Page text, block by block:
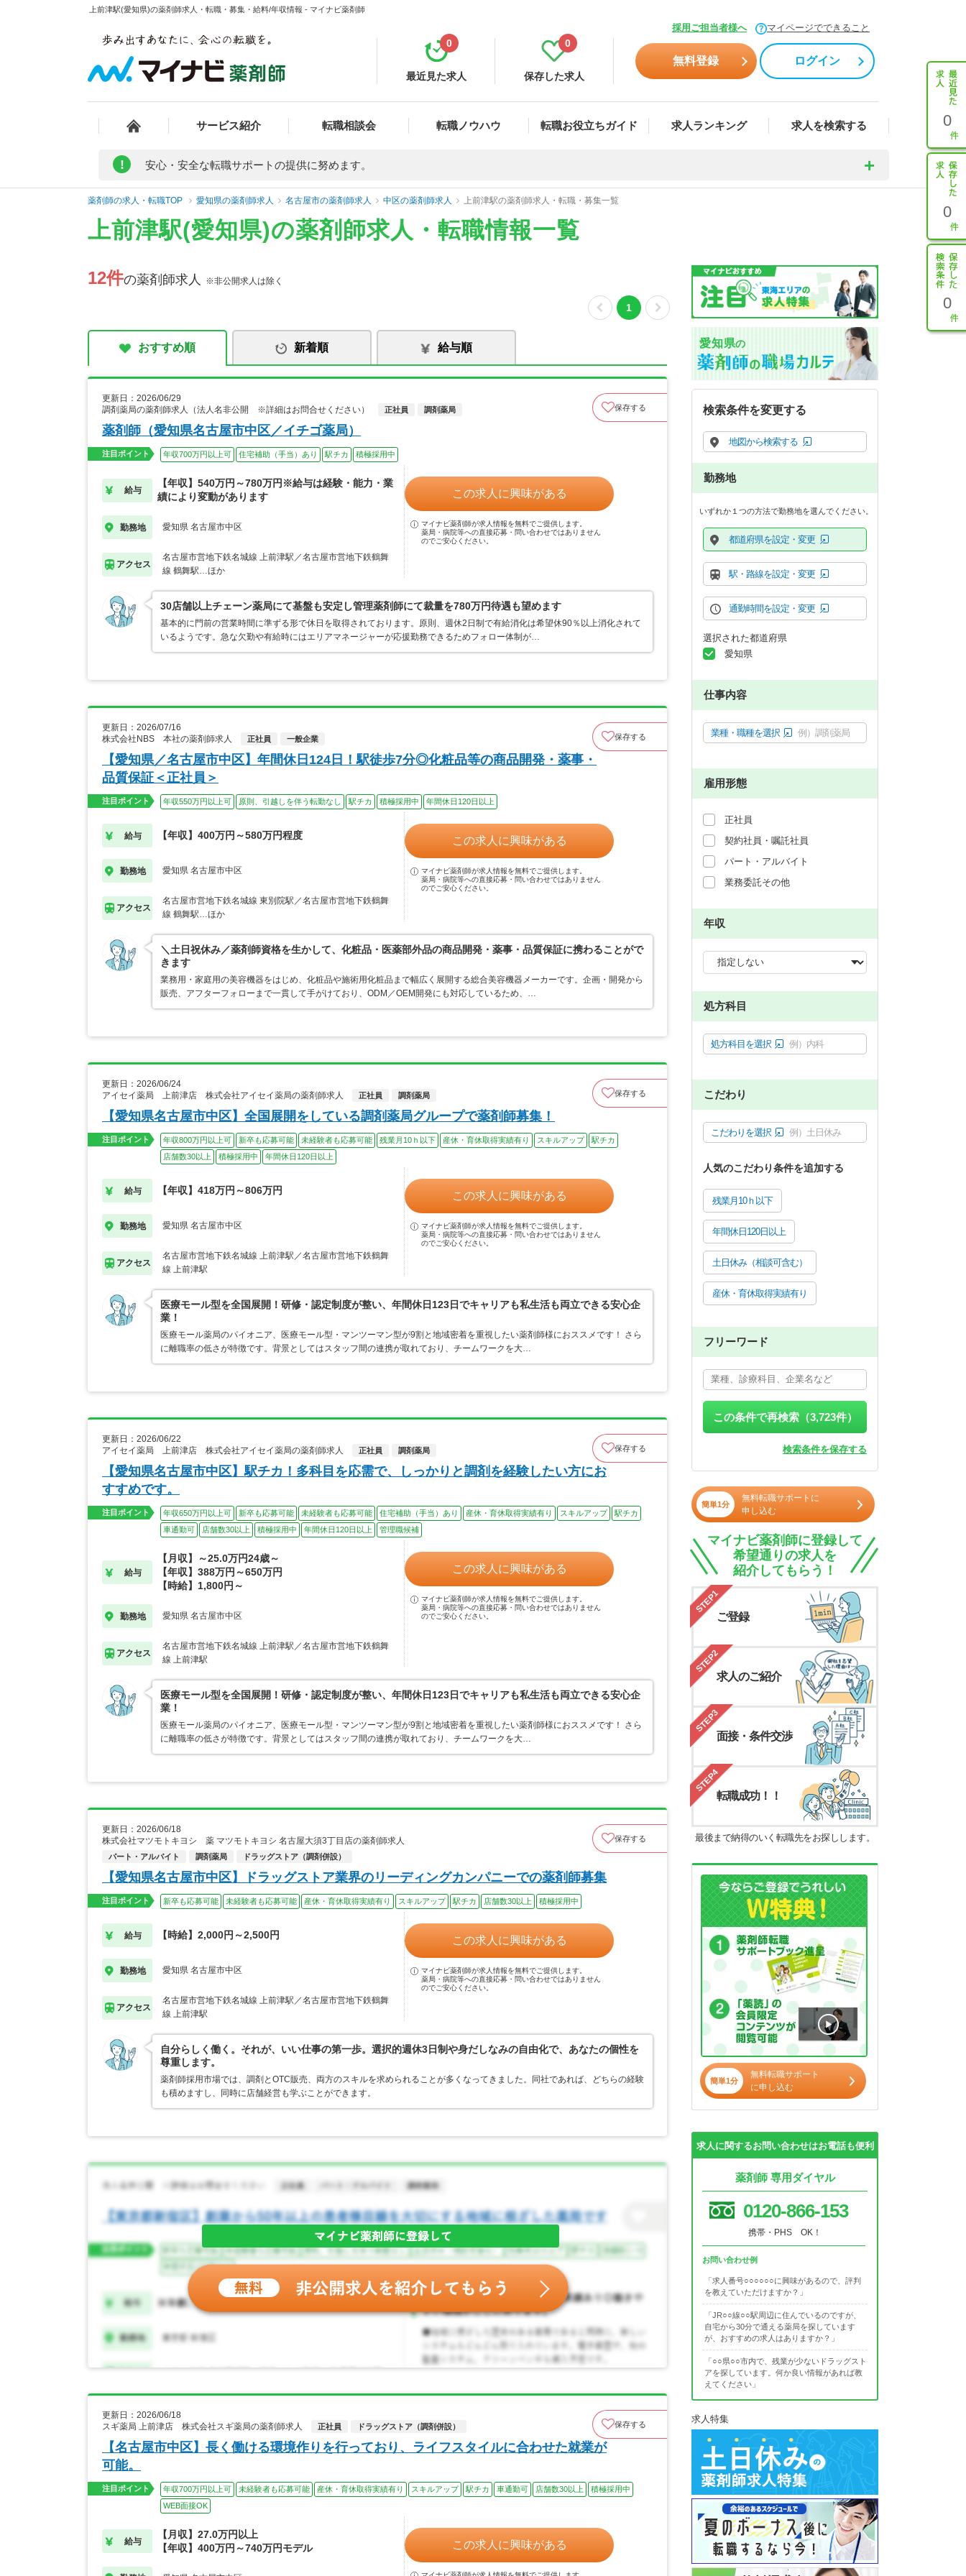
上前津駅(愛知県)の薬剤師求人・転職・募集・給料/年収情報 - マイナビ薬剤師
採用ご担当者様へ マイページでできること
最近見た求人
0
保存した求人
0
無料登録 ログイン
サービス紹介 転職相談会 転職ノウハウ 転職お役立ちガイド 求人ランキング 求人を検索する 0
0
0
! 安心・安全な転職サポートの提供に努めます。
薬剤師の求人・転職TOP 愛知県の薬剤師求人 名古屋市の薬剤師求人 中区の薬剤師求人 上前津駅の薬剤師求人・転職・募集一覧
上前津駅(愛知県)の薬剤師求人・転職情報一覧
12件の薬剤師求人 ※非公開求人は除く
1
おすすめ順 新着順 給与順
更新日：2026/06/29
調剤薬局の薬剤師求人（法人名非公開 ※詳細はお問合せください）
正社員 調剤薬局 保存する
薬剤師（愛知県名古屋市中区／イチゴ薬局）
注目ポイント 年収700万円以上可 住宅補助（手当）あり 駅チカ 積極採用中
給与
【年収】540万円～780万円※給与は経験・能力・業
績により変動があります
勤務地 愛知県 名古屋市中区
アクセス
名古屋市営地下鉄名城線 上前津駅／名古屋市営地下鉄鶴舞
線 鶴舞駅…ほか
この求人に興味がある
マイナビ薬剤師が求人情報を無料でご提供します。
薬局・病院等への直接応募・問い合わせではありません
のでご安心ください。
30店舗以上チェーン薬局にて基盤も安定し管理薬剤師にて裁量を780万円待遇も望めます
基本的に門前の営業時間に準ずる形で休日を取得されております。原則、週休2日制で有給消化は希望休90％以上消化されて
いるようです。急な欠勤や有給時にはエリアマネージャーが応援勤務できるためフォロー体制が…
更新日：2026/07/16
株式会社NBS 本社の薬剤師求人
正社員 一般企業 保存する
【愛知県／名古屋市中区】年間休日124日！駅徒歩7分◎化粧品等の商品開発・薬事・
品質保証＜正社員＞
注目ポイント 年収550万円以上可 原則、引越しを伴う転勤なし 駅チカ 積極採用中 年間休日120日以上
給与 【年収】400万円～580万円程度
勤務地 愛知県 名古屋市中区
アクセス
名古屋市営地下鉄名城線 東別院駅／名古屋市営地下鉄鶴舞
線 鶴舞駅…ほか
この求人に興味がある
マイナビ薬剤師が求人情報を無料でご提供します。
薬局・病院等への直接応募・問い合わせではありません
のでご安心ください。
＼土日祝休み／薬剤師資格を生かして、化粧品・医薬部外品の商品開発・薬事・品質保証に携わることがで
きます
業務用・家庭用の美容機器をはじめ、化粧品や施術用化粧品まで幅広く展開する総合美容機器メーカーです。企画・開発から
販売、アフターフォローまで一貫して手がけており、ODM／OEM開発にも対応しているため、…
更新日：2026/06/24
アイセイ薬局 上前津店 株式会社アイセイ薬局の薬剤師求人
正社員 調剤薬局 保存する
【愛知県名古屋市中区】全国展開をしている調剤薬局グループで薬剤師募集！
注目ポイント 年収800万円以上可 新卒も応募可能 未経験者も応募可能 残業月10ｈ以下 産休・育休取得実績有り スキルアップ
駅チカ
店舗数30以上
積極採用中 年間休日120日以上
給与 【年収】418万円～806万円
勤務地 愛知県 名古屋市中区
アクセス
名古屋市営地下鉄名城線 上前津駅／名古屋市営地下鉄鶴舞
線 上前津駅
この求人に興味がある
マイナビ薬剤師が求人情報を無料でご提供します。
薬局・病院等への直接応募・問い合わせではありません
のでご安心ください。
医療モール型を全国展開！研修・認定制度が整い、年間休日123日でキャリアも私生活も両立できる安心企
業！
医療モール薬局のパイオニア、医療モール型・マンツーマン型が9割と地域密着を重視したい薬剤師様におススメです！ さら
に離職率の低さが特徴です。背景としてはスタッフ間の連携が取れており、チームワークを大…
更新日：2026/06/22
アイセイ薬局 上前津店 株式会社アイセイ薬局の薬剤師求人
正社員 調剤薬局 保存する
【愛知県名古屋市中区】駅チカ！多科目を応需で、しっかりと調剤を経験したい方にお
すすめです。
注目ポイント 年収650万円以上可 新卒も応募可能 未経験者も応募可能 住宅補助（手当）あり 産休・育休取得実績有り スキルアップ
駅チカ
車通勤可
店舗数30以上 積極採用中 年間休日120日以上 管理職候補
給与
【月収】～25.0万円24歳～
【年収】388万円～650万円
【時給】1,800円～
勤務地 愛知県 名古屋市中区
アクセス
名古屋市営地下鉄名城線 上前津駅／名古屋市営地下鉄鶴舞
線 上前津駅
この求人に興味がある
マイナビ薬剤師が求人情報を無料でご提供します。
薬局・病院等への直接応募・問い合わせではありません
のでご安心ください。
医療モール型を全国展開！研修・認定制度が整い、年間休日123日でキャリアも私生活も両立できる安心企
業！
医療モール薬局のパイオニア、医療モール型・マンツーマン型が9割と地域密着を重視したい薬剤師様におススメです！ さら
に離職率の低さが特徴です。背景としてはスタッフ間の連携が取れており、チームワークを大…
更新日：2026/06/18
株式会社マツモトキヨシ 薬 マツモトキヨシ 名古屋大須3丁目店の薬剤師求人
パート・アルバイト 調剤薬局 ドラッグストア（調剤併設）
保存する
【愛知県名古屋市中区】ドラッグストア業界のリーディングカンパニーでの薬剤師募集
注目ポイント 新卒も応募可能 未経験者も応募可能 産休・育休取得実績有り スキルアップ 駅チカ 店舗数30以上 積極採用中
給与 【時給】2,000円～2,500円
勤務地 愛知県 名古屋市中区
アクセス
名古屋市営地下鉄名城線 上前津駅／名古屋市営地下鉄鶴舞
線 上前津駅
この求人に興味がある
マイナビ薬剤師が求人情報を無料でご提供します。
薬局・病院等への直接応募・問い合わせではありません
のでご安心ください。
自分らしく働く。それが、いい仕事の第一歩。選択的週休3日制や身だしなみの自由化で、あなたの個性を
尊重します。
薬剤師採用市場では、調剤とOTC販売、両方のスキルを求められることが多くなってきました。同社であれば、どちらの経験
も積めますし、同時に店舗経営も学ぶことができます。
更新日：2026/06/18
スギ薬局 上前津店 株式会社スギ薬局の薬剤師求人
正社員 ドラッグストア（調剤併設） 保存する
【名古屋市中区】長く働ける環境作りを行っており、ライフスタイルに合わせた就業が
可能。
注目ポイント 年収700万円以上可 未経験者も応募可能 産休・育休取得実績有り スキルアップ 駅チカ 車通勤可 店舗数30以上
積極採用中
WEB面接OK
給与
【月収】27.0万円以上
【年収】400万円～740万円モデル
この求人に興味がある
愛知県の
検索条件を変更する
地図から検索する
勤務地
いずれか１つの方法で勤務地を選んでください。
都道府県を設定・変更
駅・路線を設定・変更
通勤時間を設定・変更
選択された都道府県
愛知県
仕事内容
業種・職種を選択 例）調剤薬局
雇用形態
正社員
契約社員・嘱託社員
パート・アルバイト
業務委託その他
年収
処方科目
処方科目を選択 例）内科
こだわり
こだわりを選択 例）土日休み
人気のこだわり条件を追加する
残業月10ｈ以下
年間休日120日以上
土日休み（相談可含む）
産休・育休取得実績有り
フリーワード
この条件で再検索（3,723件）
検索条件を保存する
簡単1分
無料転職サポートに
申し込む
マイナビ薬剤師に登録して
希望通りの求人を
紹介してもらう！
STEP1
ご登録
STEP2
求人のご紹介
STEP3
面接・条件交渉
STEP4
転職成功！！
最後まで納得のいく転職先をお探しします。
簡単1分
無料転職サポート
に申し込む
求人に関するお問い合わせはお電話も便利
薬剤師 専用ダイヤル
0120-866-153
携帯・PHS OK！
お問い合わせ例
「求人番号○○○○○○に興味があるので、評判
を教えていただけますか？」
「JR○○線○○駅周辺に住んでいるのですが、
自宅から30分で通える薬局を探しています
が、おすすめの求人はありますか？」
「○○県○○市内で、残業が少ないドラッグスト
アを探しています。何か良い情報があれば教
えてください」
求人特集